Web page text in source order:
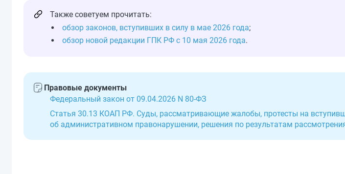
Также советуем прочитать:
обзор законов, вступивших в силу в мае 2026 года;
обзор новой редакции ГПК РФ с 10 мая 2026 года.
Правовые документы
Федеральный закон от 09.04.2026 N 80-ФЗ
Статья 30.13 КОАП РФ. Суды, рассматривающие жалобы, протесты на
об административном правонарушении, решения по результатам